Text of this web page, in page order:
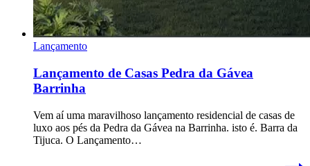
Lançamento
Lançamento de Casas Pedra da Gávea
Barrinha
Vem aí uma maravilhoso lançamento residencial de casas de
luxo aos pés da Pedra da Gávea na Barrinha. isto é. Barra da
Tijuca. O Lançamento…